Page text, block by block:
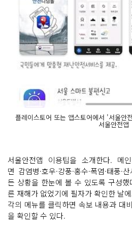
플레이스토어 또는 앱스토어에서 '서울
서울안전앱
서울안전앱 이용팁을 소개한다. 메
면 감염병·호우·강풍·홍수·폭염·태풍·
든 상황을 한눈에 볼 수 있도록 구성
른 재해가 없었기에 필자가 확인한 날
각의 메뉴를 클릭하면 속보 내용과 대
을 확인할 수 있다.